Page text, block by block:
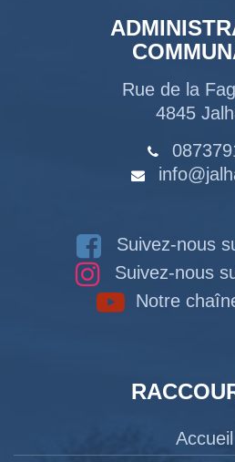
Rue de la
4845
Suivez-nous
Suivez-nous
Notre
Accueil